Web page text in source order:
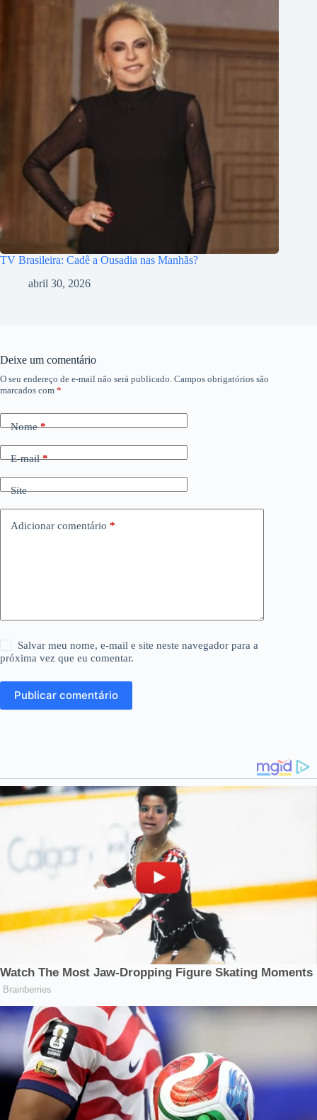
TV Brasileira: Cadê a Ousadia nas Manhãs?
abril 30, 2026
Deixe um comentário
O seu endereço de e-mail não será publicado. Campos obrigatórios são
marcados com *
Nome*
E-mail*
Site
Adicionar comentário *
Salvar meu nome, e-mail e site neste navegador para a
próxima vez que eu comentar.
Publicar comentário